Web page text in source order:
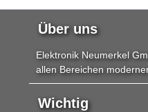
Über uns
Elektronik Neumerkel
allen Bereichen
Wichtig